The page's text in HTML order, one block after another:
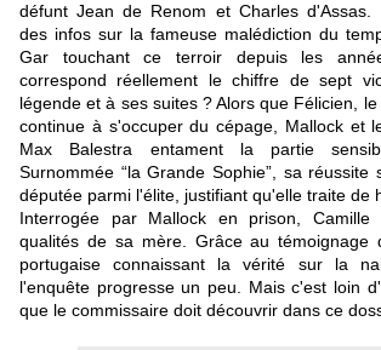
défunt Jean de Renom et Charles d'Assas.
des infos sur la fameuse malédiction du
Gar touchant ce terroir depuis les
correspond réellement le chiffre de sept
légende et à ses suites ? Alors que Félicien,
continue à s'occuper du cépage, Mallock et
Max Balestra entament la partie
Surnommée “la Grande Sophie”, sa réussite
députée parmi l'élite, justifiant qu'elle traite de
Interrogée par Mallock en prison, Camille
qualités de sa mère. Grâce au témoignage
portugaise connaissant la vérité sur la
l'enquête progresse un peu. Mais c'est loin
que le commissaire doit découvrir dans ce